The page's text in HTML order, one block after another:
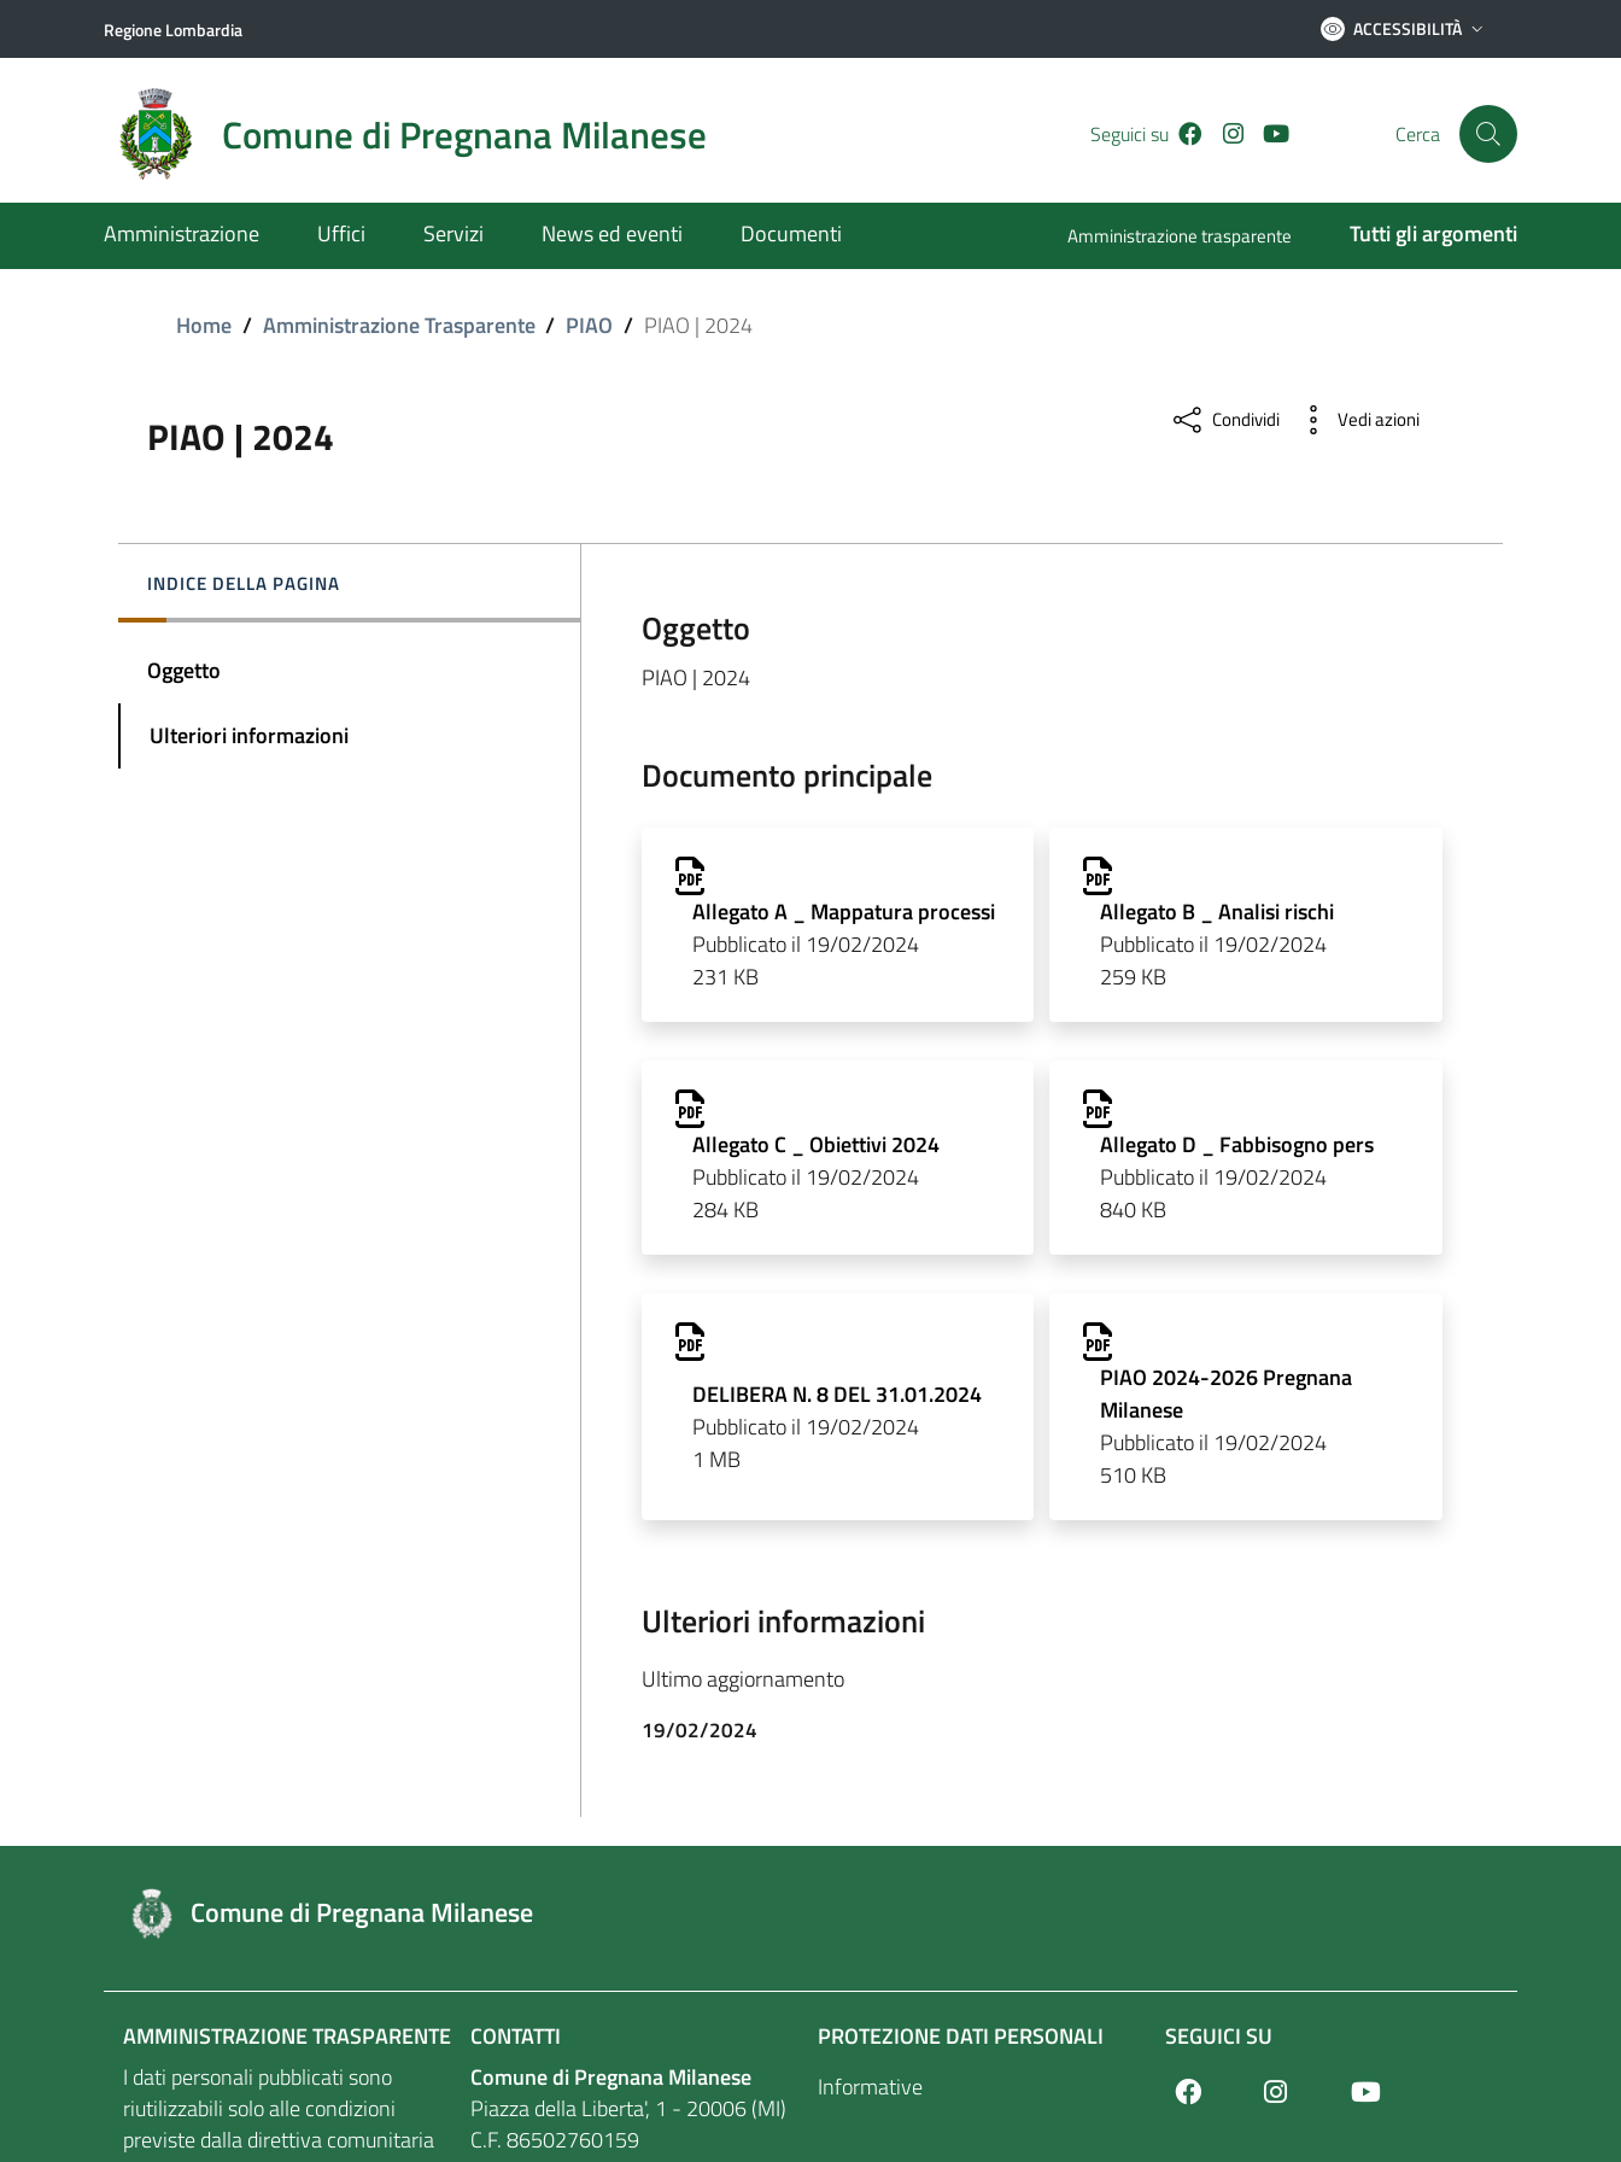
Regione Lombardia ACCESSIBILITÀ
Comune di Pregnana Milanese Seguici su Facebook
Instagram Cerca
Amministrazione Uffici Servizi News ed eventi Documenti Amministrazione trasparente Tutti gli argomenti
Home / Amministrazione Trasparente / PIAO / PIAO | 2024
PIAO | 2024 Condividi Vedi azioni
INDICE DELLA PAGINA
Oggetto
Ulteriori informazioni
Oggetto
PIAO | 2024
Documento principale
Allegato A _ Mappatura processi
Pubblicato il 19/02/2024
231 KB
Allegato B _ Analisi rischi
Pubblicato il 19/02/2024
259 KB
Allegato C _ Obiettivi 2024
Pubblicato il 19/02/2024
284 KB
Allegato D _ Fabbisogno pers
Pubblicato il 19/02/2024
840 KB
DELIBERA N. 8 DEL 31.01.2024
Pubblicato il 19/02/2024
1 MB
PIAO 2024-2026 Pregnana
Milanese
Pubblicato il 19/02/2024
510 KB
Ulteriori informazioni
Ultimo aggiornamento
19/02/2024
Comune di Pregnana Milanese
AMMINISTRAZIONE TRASPARENTE
I dati personali pubblicati sono
riutilizzabili solo alle condizioni
previste dalla direttiva comunitaria
CONTATTI
Comune di Pregnana Milanese
Piazza della Liberta', 1 - 20006 (MI)
C.F. 86502760159
PROTEZIONE DATI PERSONALI
Informative
SEGUICI SU
FacebookInstagram